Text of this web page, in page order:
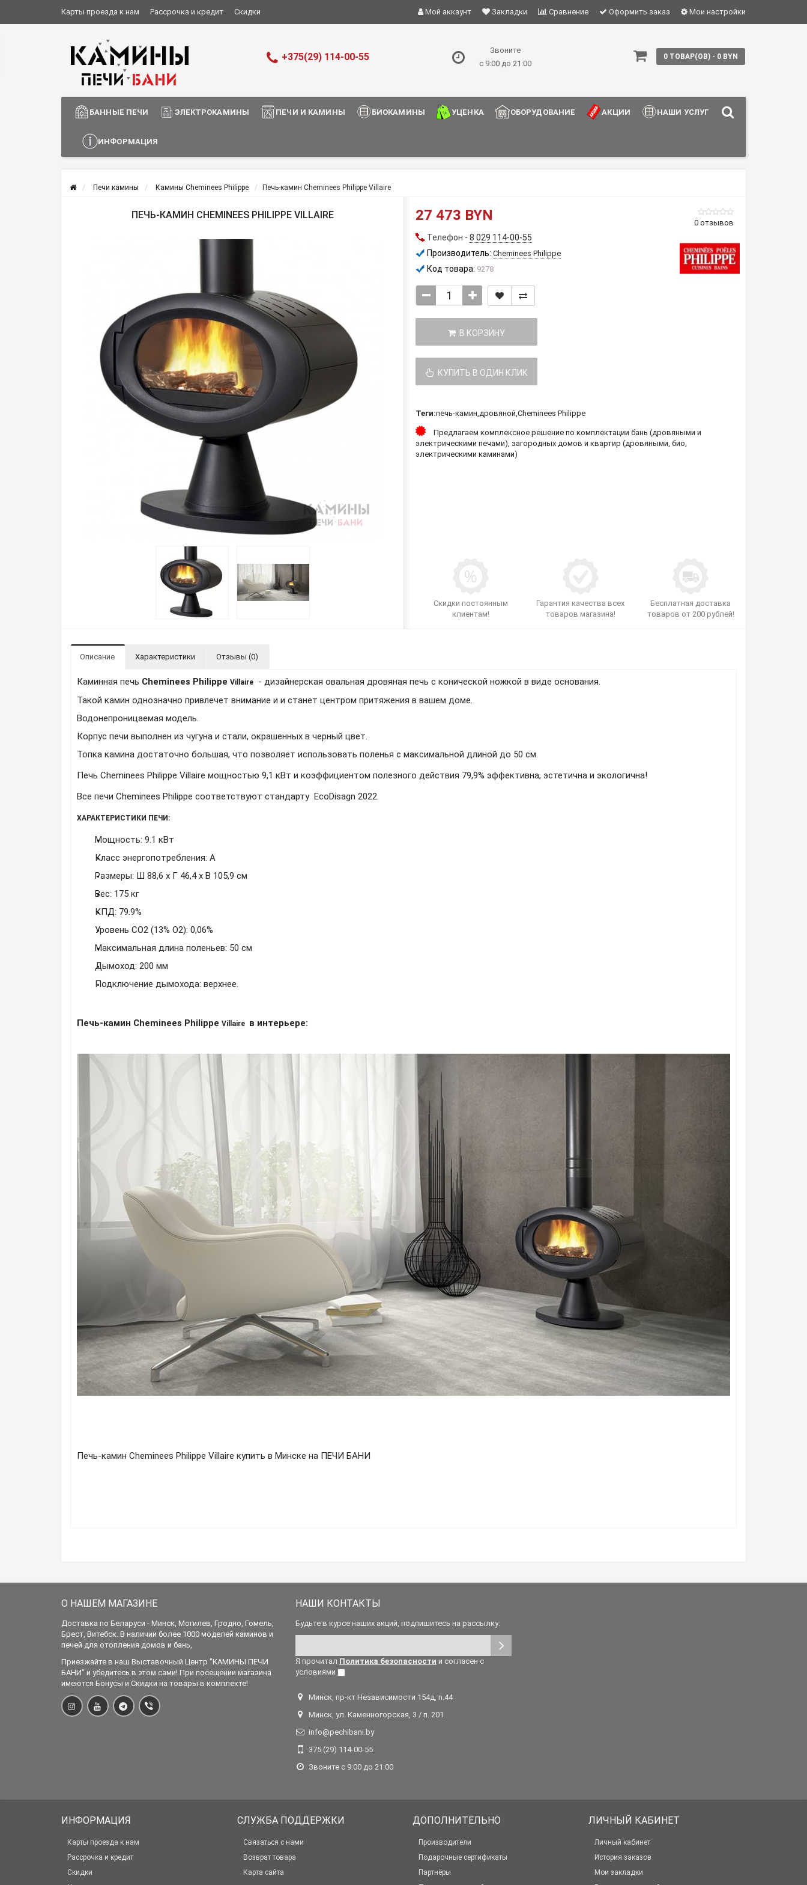
Карты проезда к нам Рассрочка и кредит Скидки
Информация о доставке
Мой аккаунт Закладки Сравнение Оформить заказ Мои настройки
+375(29) 114-00-55
Звоните
с 9:00 до 21:00
0 ТОВАР(ОВ) - 0 BYN
БАННЫЕ ПЕЧИ ЭЛЕКТРОКАМИНЫ ПЕЧИ И КАМИНЫ БИОКАМИНЫ УЦЕНКА ОБОРУДОВАНИЕ АКЦИИ НАШИ УСЛУГИ
ИНФОРМАЦИЯ
Печи камины Камины Cheminees Philippe Печь-камин Cheminees Philippe Villaire
ПЕЧЬ-КАМИН CHEMINEES PHILIPPE VILLAIRE
0 отзывов
27 473 BYN
Телефон - 8 029 114-00-55
Производитель: Cheminees Philippe
Код товара: 9278
В КОРЗИНУ
КУПИТЬ В ОДИН КЛИК
Теги:печь-камин,дровяной,Cheminees Philippe
Скидки постоянным
клиентам!
Гарантия качества всех
товаров магазина!
Бесплатная доставка
товаров от 200 рублей!
Предлагаем комплексное решение по комплектации бань (дровяными и
электрическими печами), загородных домов и квартир (дровяными, био,
электрическими каминами)
Описание Характеристики Отзывы (0)
Каминная печь Cheminees Philippe Villaire - дизайнерская овальная дровяная печь с конической ножкой в виде основания.
Такой камин однозначно привлечет внимание и и станет центром притяжения в вашем доме.
Водонепроницаемая модель.
Корпус печи выполнен из чугуна и стали, окрашенных в черный цвет.
Топка камина достаточно большая, что позволяет использовать поленья с максимальной длиной до 50 см.
Печь Cheminees Philippe Villaire мощностью 9,1 кВт и коэффициентом полезного действия 79,9% эффективна, эстетична и экологична!
Все печи Cheminees Philippe соответствуют стандарту EcoDisagn 2022.
ХАРАКТЕРИСТИКИ ПЕЧИ:
Мощность: 9.1 кВт
Класс энергопотребления: A
Размеры: Ш 88,6 x Г 46,4 x В 105,9 см
Вес: 175 кг
КПД: 79.9%
Уровень CO2 (13% O2): 0,06%
Максимальная длина поленьев: 50 см
Дымоход: 200 мм
Подключение дымохода: верхнее.
Печь-камин Cheminees Philippe Villaire в интерьере:
Печь-камин Cheminees Philippe Villaire купить в Минске на ПЕЧИ БАНИ
О НАШЕМ МАГАЗИНЕ
Доставка по Беларуси - Минск, Могилев, Гродно, Гомель,
Брест, Витебск. В наличии более 1000 моделей каминов и
печей для отопления домов и бань,
Приезжайте в наш Выставочный Центр "КАМИНЫ ПЕЧИ
БАНИ" и убедитесь в этом сами! При посещении магазина
имеются Бонусы и Скидки на товары в комплекте!
НАШИ КОНТАКТЫ
Будьте в курсе наших акций, подпишитесь на рассылку:
Я прочитал Политика безопасности и согласен с
условиями
Минск, пр-кт Независимости 154д, п.44
Минск, ул. Каменногорская, 3 / п. 201
info@pechibani.by
375 (29) 114-00-55
Звоните с 9:00 до 21:00
ИНФОРМАЦИЯ
Карты проезда к нам
Рассрочка и кредит
Скидки
СЛУЖБА ПОДДЕРЖКИ
Связаться с нами
Возврат товара
Карта сайта
ДОПОЛНИТЕЛЬНО
Производители
Подарочные сертификаты
Партнёры
ЛИЧНЫЙ КАБИНЕТ
Личный кабинет
История заказов
Мои закладки